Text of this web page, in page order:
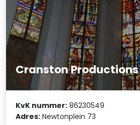
Cranston Productions
KvK nummer: 86230549
Adres: Newtonplein 73